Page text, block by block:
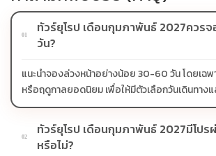
01
ทัวร์ยุโรป เดือนกุมภาพันธ์ 2027ควร
วัน?
แนะนำจองล่วงหน้าอย่างน้อย 30-60 วัน โดยเฉพ
หรือฤดูกาลยอดนิยม เพื่อให้มีตัวเลือกวันเดินทางแ
02
ทัวร์ยุโรป เดือนกุมภาพันธ์ 2027มีโปร
หรือไม่?